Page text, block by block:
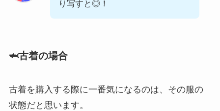
り写すと◎！
🦈古着の場合
古着を購入する際に一番気になるのは、その服の
状態だと思います。